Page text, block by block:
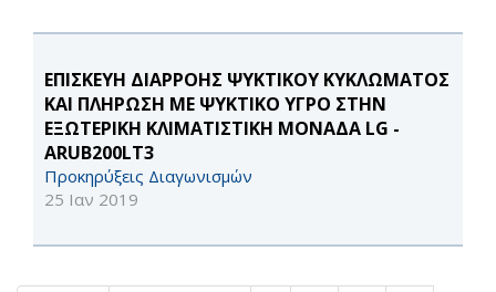
ΕΠΙΣΚΕΥΗ ΔΙΑΡΡΟΗΣ ΨΥΚΤΙΚΟΥ ΚΥΚΛΩΜΑΤΟΣ
ΚΑΙ ΠΛΗΡΩΣΗ ΜΕ ΨΥΚΤΙΚΟ ΥΓΡΟ ΣΤΗΝ
ΕΞΩΤΕΡΙΚΗ ΚΛΙΜΑΤΙΣΤΙΚΗ ΜΟΝΑΔΑ LG -
ARUB200LT3
Προκηρύξεις Διαγωνισμών
25 Ιαν 2019